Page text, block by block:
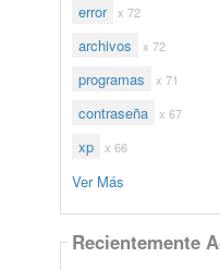
error x 72
archivos x 72
programas x 71
contraseña x 67
xp x 66
Ver Más
Recientemente